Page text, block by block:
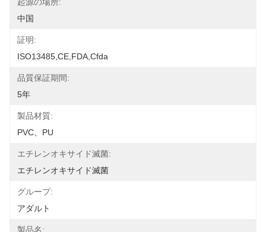
中国
証明:
ISO13485,CE,FDA,Cfda
品質保証期間:
5年
製品材質:
PVC、PU
エチレンオキサイド滅菌:
エチレンオキサイド滅菌
グループ:
アダルト
製品名: